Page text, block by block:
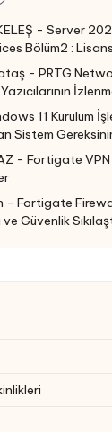
-Server
Bölüm2 :
-PRTG
11 Kurulum
Sistem
-Fortigate
-Fortigate
Güvenlik